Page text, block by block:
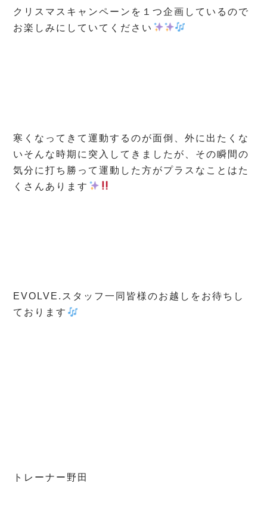
クリスマスキャンペーンを１つ企画しているので
お楽しみにしていてください
寒くなってきて運動するのが面倒、外に出たくな
いそんな時期に突入してきましたが、その瞬間の
気分に打ち勝って運動した方がプラスなことはた
くさんあります
EVOLVE.スタッフ一同皆様のお越しをお待ちし
ております
トレーナー野田